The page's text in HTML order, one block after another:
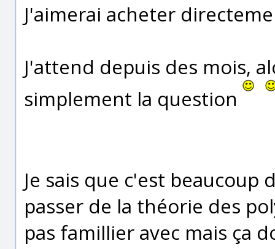
J'aimerai acheter
J'attend depuis des mois,
simplement la question
Je sais que c'est
passer de la théorie des
pas famillier avec mais ça